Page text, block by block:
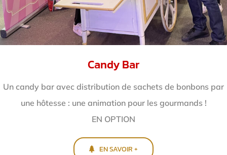
Candy Bar
Un candy bar avec distribution de sachets de bonbons par
une hôtesse : une animation pour les gourmands !
EN OPTION
EN SAVOIR +